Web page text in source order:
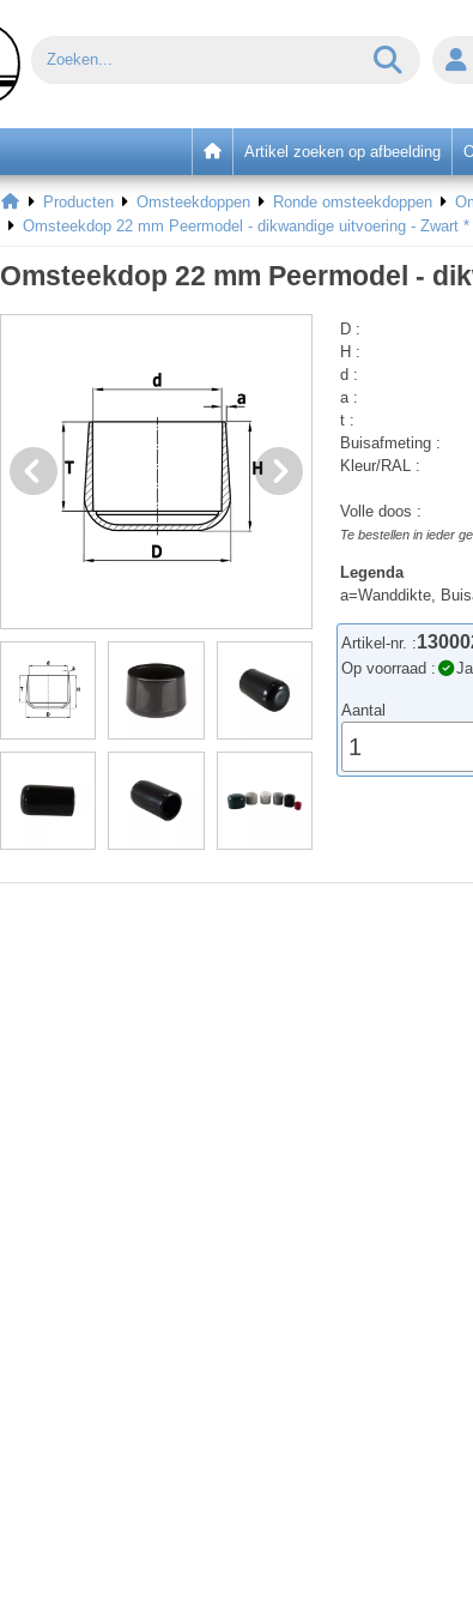
Artikel zoeken op afbeelding
Producten Omsteekdoppen Ronde omsteekdoppen
Omsteekdop 22 mm Peermodel - dikwandige uitvoering - Zwart *
Omsteekdop 22 mm Peermodel -
D :
H :
d :
a :
t :
Buisafmeting :
Kleur/RAL :
Volle doos :
Te bestellen in ieder
Legenda
a=Wanddikte,
Artikel-nr. :
Op voorraad : Ja
Aantal